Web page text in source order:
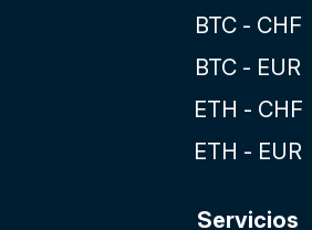
BTC - CHF
BTC - EUR
ETH - CHF
ETH - EUR
Servicios